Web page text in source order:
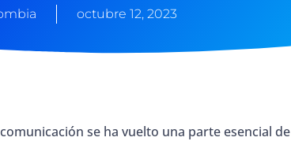
octubre 12, 2023
se ha vuelto una parte esencial de